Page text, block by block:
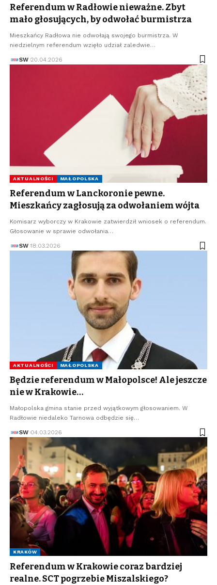
Referendum w Radłowie nieważne. Zbyt
mało głosujących, by odwołać burmistrza
Mieszkańcy Radłowa nie odwołają swojego burmistrza. W
niedzielnym referendum wzięło udział zaledwie…
SW 20.04.2026
AKTUALNOŚCI MAŁOPOLSKA
Referendum w Lanckoronie pewne.
Mieszkańcy zagłosują za odwołaniem wójta
Komisarz wyborczy w Krakowie zatwierdził wniosek o referendum.
Głosowanie w sprawie odwołania…
SW 18.03.2026
AKTUALNOŚCI MAŁOPOLSKA
Będzie referendum w Małopolsce! Ale jeszcze
nie w Krakowie…
Małopolska gmina stanie przed wyjątkowym głosowaniem. W
Radłowie niedaleko Tarnowa odbędzie się…
SW 04.03.2026
KRAKÓW
Referendum w Krakowie coraz bardziej
realne. SCT pogrzebie Miszalskiego?